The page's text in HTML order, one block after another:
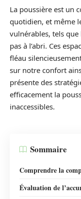
La poussière est un
quotidien, et même
vulnérables, tels
pas à l’abri. Ces
fléau
sur notre confort
présente des
efficacement la
inaccessibles.
Sommaire
Comprendre la
Évaluation de